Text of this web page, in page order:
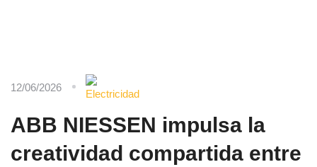
12/06/2026
ABB NIESSEN impulsa la
creatividad compartida entre